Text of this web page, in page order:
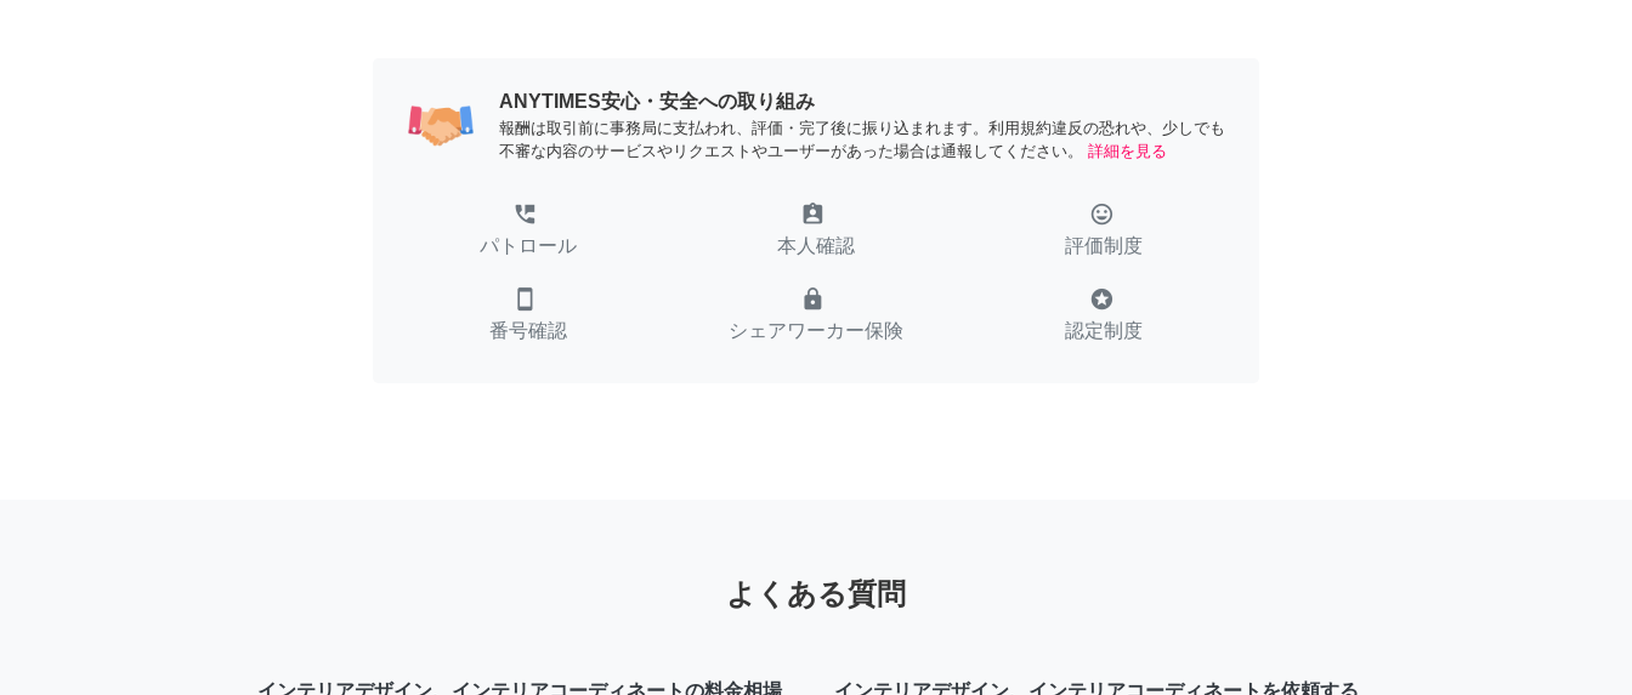
ANYTIMES安心・安全への取り組み
報酬は取引前に事務局に支払われ、評価・完了後に振り込まれます。利用規約違反の恐れや、少しでも
不審な内容のサービスやリクエストやユーザーがあった場合は通報してください。
詳細を見る
perm_phone_msg
パトロール
assignment_ind
本人確認
tag_faces
評価制度
smartphone
番号確認
lock
シェアワーカー保険
stars
認定制度
よくある質問